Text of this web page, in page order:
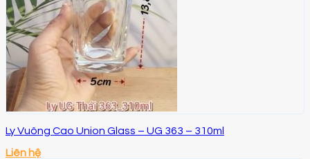
Ly Vuông Cao Union Glass – UG 363 – 310ml
Liên hệ